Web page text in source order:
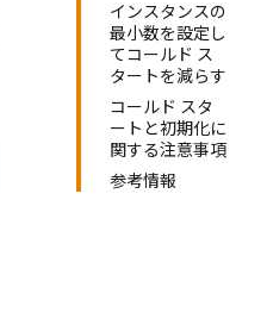
インスタンスの
最小数を設定し
てコールド ス
タートを減らす
コールド スタ
ートと初期化に
関する注意事項
参考情報